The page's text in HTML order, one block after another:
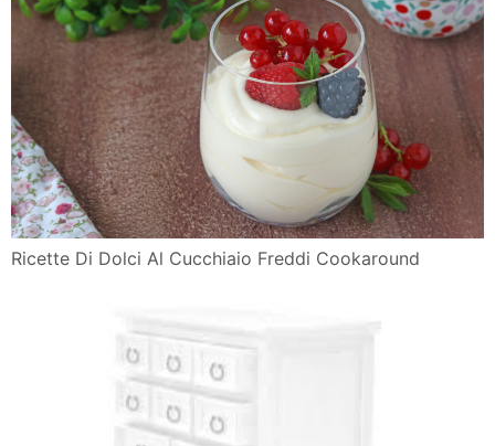
Ricette Di Dolci Al Cucchiaio Freddi Cookaround